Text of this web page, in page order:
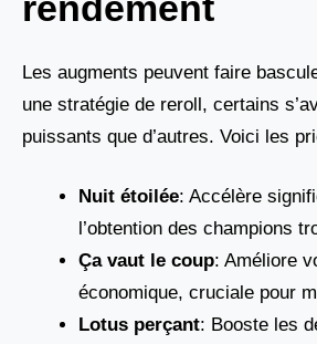
Les augments peuvent faire
une stratégie de reroll, certains
puissants que d’autres. Voici les
Nuit étoilée: Accélère
l’obtention des champions
Ça vaut le coup: Améliore
économique, cruciale pour
Lotus perçant: Booste les